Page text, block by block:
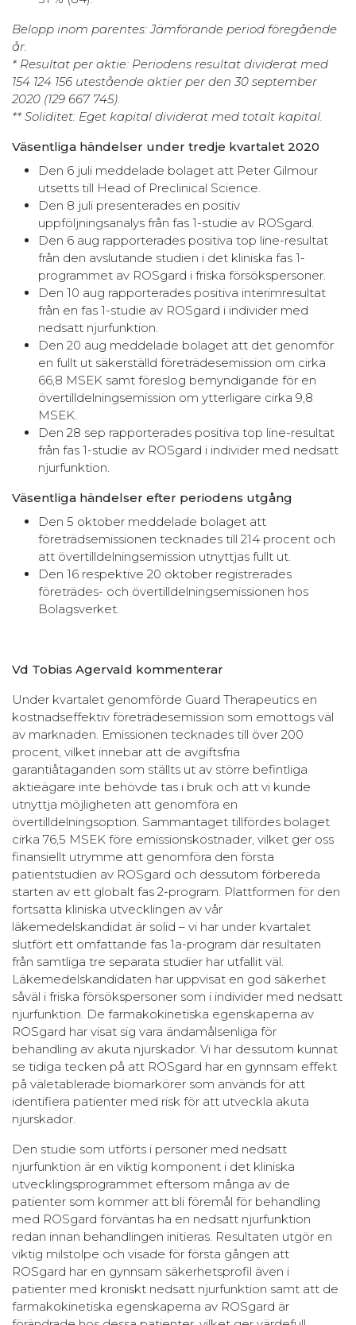
Belopp inom parentes: Jämförande period föregående
år.
* Resultat per aktie: Periodens resultat dividerat med
154 124 156 utestående aktier per den 30 september
2020 (129 667 745).
** Soliditet: Eget kapital dividerat med totalt kapital.
Väsentliga händelser under tredje kvartalet 2020
Den 6 juli meddelade bolaget att Peter Gilmour
utsetts till Head of Preclinical Science.
Den 8 juli presenterades en positiv
uppföljningsanalys från fas 1-studie av ROSgard.
Den 6 aug rapporterades positiva top line-resultat
från den avslutande studien i det kliniska fas 1-
programmet av ROSgard i friska försökspersoner.
Den 10 aug rapporterades positiva interimresultat
från en fas 1-studie av ROSgard i individer med
nedsatt njurfunktion.
Den 20 aug meddelade bolaget att det genomför
en fullt ut säkerställd företrädesemission om cirka
66,8 MSEK samt föreslog bemyndigande för en
övertilldelningsemission om ytterligare cirka 9,8
MSEK.
Den 28 sep rapporterades positiva top line-resultat
från fas 1-studie av ROSgard i individer med nedsatt
njurfunktion.
Väsentliga händelser efter periodens utgång
Den 5 oktober meddelade bolaget att
företrädsemissionen tecknades till 214 procent och
att övertilldelningsemission utnyttjas fullt ut.
Den 16 respektive 20 oktober registrerades
företrädes- och övertilldelningsemissionen hos
Bolagsverket.
Vd Tobias Agervald kommenterar
Under kvartalet genomförde Guard Therapeutics en
kostnadseffektiv företrädesemission som emottogs väl
av marknaden. Emissionen tecknades till över 200
procent, vilket innebar att de avgiftsfria
garantiåtaganden som ställts ut av större befintliga
aktieägare inte behövde tas i bruk och att vi kunde
utnyttja möjligheten att genomföra en
övertilldelningsoption. Sammantaget tillfördes bolaget
cirka 76,5 MSEK före emissionskostnader, vilket ger oss
finansiellt utrymme att genomföra den första
patientstudien av ROSgard och dessutom förbereda
starten av ett globalt fas 2-program. Plattformen för den
fortsatta kliniska utvecklingen av vår
läkemedelskandidat är solid – vi har under kvartalet
slutfört ett omfattande fas 1a-program där resultaten
från samtliga tre separata studier har utfallit väl.
Läkemedelskandidaten har uppvisat en god säkerhet
såväl i friska försökspersoner som i individer med nedsatt
njurfunktion. De farmakokinetiska egenskaperna av
ROSgard har visat sig vara ändamålsenliga för
behandling av akuta njurskador. Vi har dessutom kunnat
se tidiga tecken på att ROSgard har en gynnsam effekt
på väletablerade biomarkörer som används för att
identifiera patienter med risk för att utveckla akuta
njurskador.
Den studie som utförts i personer med nedsatt
njurfunktion är en viktig komponent i det kliniska
utvecklingsprogrammet eftersom många av de
patienter som kommer att bli föremål för behandling
med ROSgard förväntas ha en nedsatt njurfunktion
redan innan behandlingen initieras. Resultaten utgör en
viktig milstolpe och visade för första gången att
ROSgard har en gynnsam säkerhetsprofil även i
patienter med kroniskt nedsatt njurfunktion samt att de
farmakokinetiska egenskaperna av ROSgard är